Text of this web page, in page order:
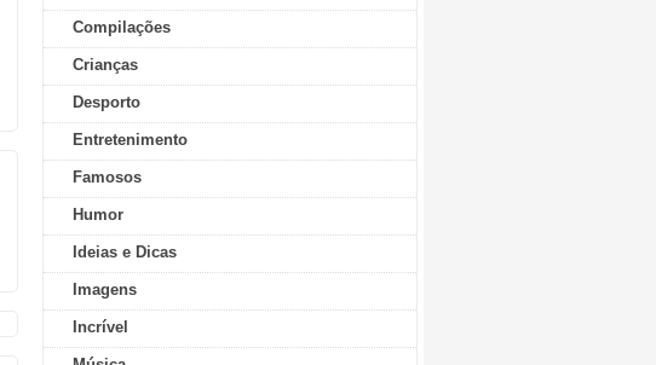
Compilações
Crianças
Desporto
Entretenimento
Famosos
Humor
Ideias e Dicas
Imagens
Incrível